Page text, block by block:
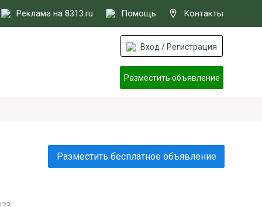
Реклама на 8313.ru Помощь Контакты
Вход / Регистрация
Разместить объявление
Разместить бесплатное объявление